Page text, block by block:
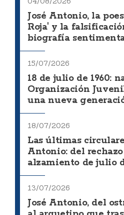
José Antonio, la
Roja' y la
biografía
15/07/2026
18 de julio de 1960:
Organización
una nueva
18/07/2026
Las últimas
Antonio: del
alzamiento de julio
13/07/2026
José Antonio, del